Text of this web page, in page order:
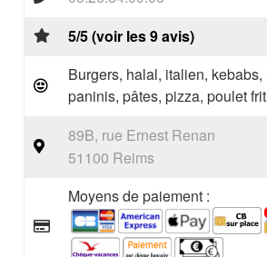
5/5 (voir les 9 avis)
Burgers, halal, italien,
paninis, pâtes, pizza, poulet
89B, rue Ernest Renan
51100 Reims
Moyens de paiement :